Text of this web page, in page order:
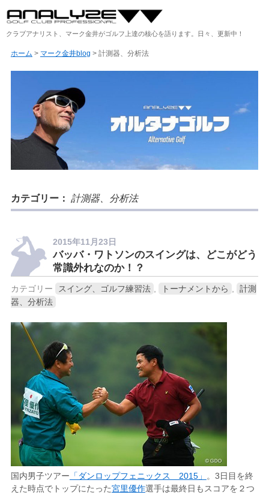
クラブアナリスト、マーク金井がゴルフ上達の核心を語ります。日々、更新中！
ホーム > マーク金井blog > 計測器、分析法
カテゴリー： 計測器、分析法
2015年11月23日
バッバ・ワトソンのスイングは、どこがどう
常識外れなのか！？
カテゴリー スイング、ゴルフ練習法 トーナメントから
計測
器、分析法
国内男子ツアー 「ダンロップフェニックス 2015」
。3日目を終
えた時点でトップにたった宮里優作選手は最終日もスコアを２つ